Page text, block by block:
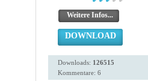
Weitere Infos...
DOWNLOAD
Downloads: 126515
Kommentare: 6